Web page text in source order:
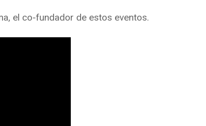
el co-fundador de estos eventos.